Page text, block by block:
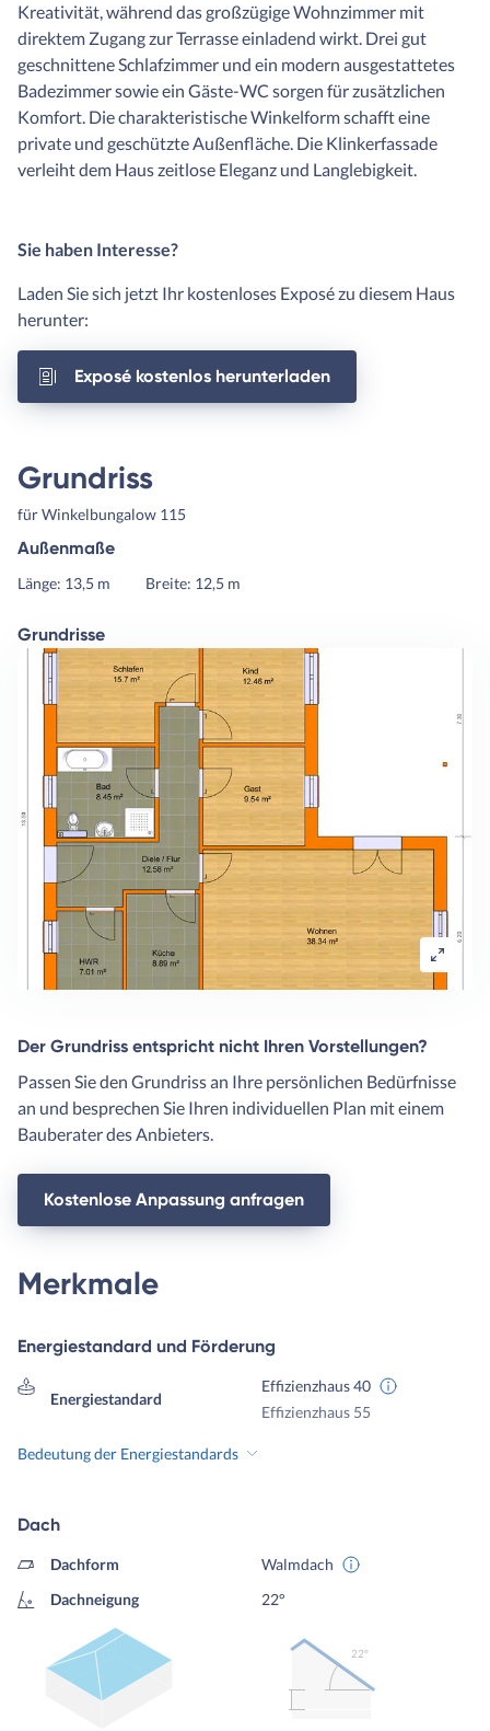
Kreativität, während das großzügige Wohnzimmer mit
direktem Zugang zur Terrasse einladend wirkt. Drei gut
geschnittene Schlafzimmer und ein modern ausgestattetes
Badezimmer sowie ein Gäste-WC sorgen für zusätzlichen
Komfort. Die charakteristische Winkelform schafft eine
private und geschützte Außenfläche. Die Klinkerfassade
verleiht dem Haus zeitlose Eleganz und Langlebigkeit.
Sie haben Interesse?
Laden Sie sich jetzt Ihr kostenloses Exposé zu diesem Haus
herunter:
Exposé kostenlos herunterladen
Grundriss
für Winkelbungalow 115
Außenmaße
Länge: 13,5 m Breite: 12,5 m
Grundrisse
Der Grundriss entspricht nicht Ihren Vorstellungen?
Passen Sie den Grundriss an Ihre persönlichen Bedürfnisse
an und besprechen Sie Ihren individuellen Plan mit einem
Bauberater des Anbieters.
Kostenlose Anpassung anfragen
Merkmale
Energiestandard und Förderung
Energiestandard
Effizienzhaus 40
Effizienzhaus 55
Bedeutung der Energiestandards
Dach
Dachform
Walmdach
Dachneigung
22°
22º